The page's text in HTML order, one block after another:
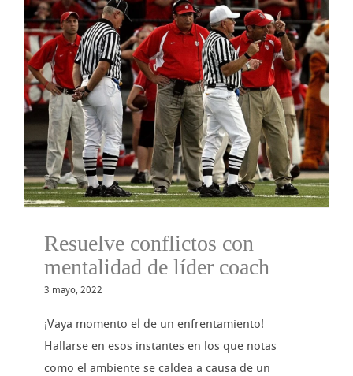
Resuelve conflictos con
mentalidad de líder coach
3 mayo, 2022
¡Vaya momento el de un enfrentamiento!
Hallarse en esos instantes en los que notas
como el ambiente se caldea a causa de un